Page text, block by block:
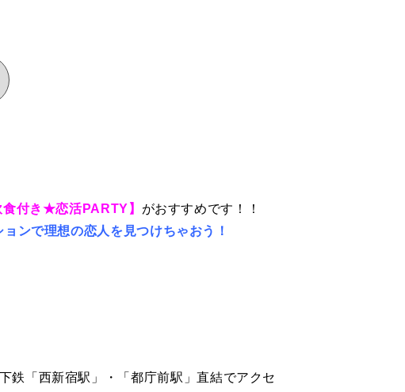
食付き★恋活PARTY】 がおすすめです！！
ンで理想の恋人を見つけちゃおう！
鉄「西新宿駅」・「都庁前駅」直結でアクセ